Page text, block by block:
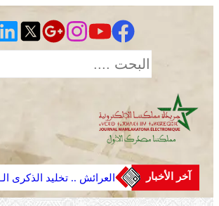
آخر الأخبار
وادي المخازن